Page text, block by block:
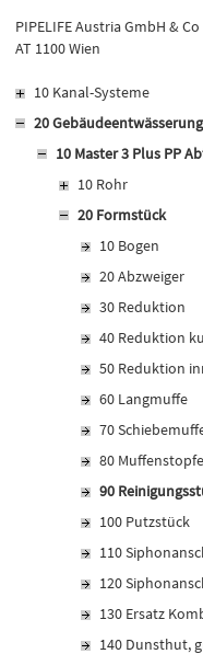
SHOP
LEIBWÄCHTER
MERKLISTE
WARENKORB
BAUSTOFFE
HOCHBAU
TIEFBAU
TROCKENBAU
FACHMARKT
UNTERNEHMEN
STANDORTE
DOWNLOADS
LEITBILD
KARRIERE
KARRIERE UND
OFFENE STELLEN
AKTUELLES
KATALOGE
AGB'S
EUROSYS
GEWERBEZONE
PIPELIFE Austria GmbH & Co
AT 1100 Wien
10 Kanal-Systeme
20 Gebäudeentwässerung
10 Master 3 Plus PP
10 Rohr
20 Formstück
10 Bogen
20 Abzweiger
30 Reduktion
40 Reduktion
50 Reduktion
60 Langmuffe
70
80
90
100 Putzstück
110
120
130 Ersatz
140 Dunsthut,